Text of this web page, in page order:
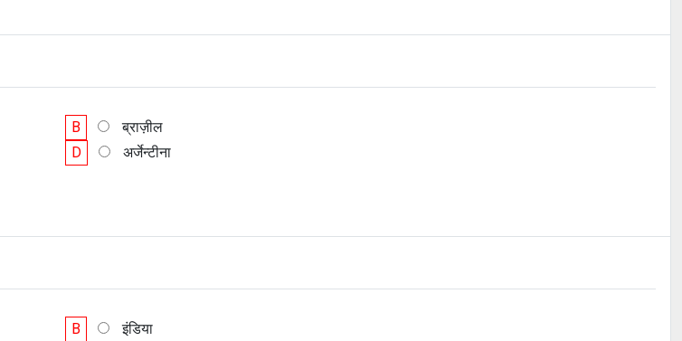
B
ब्राज़ील
D अर्जेन्टीना
B
इंडिया